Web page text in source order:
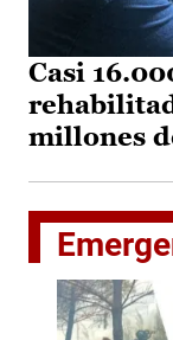
Casi
millones